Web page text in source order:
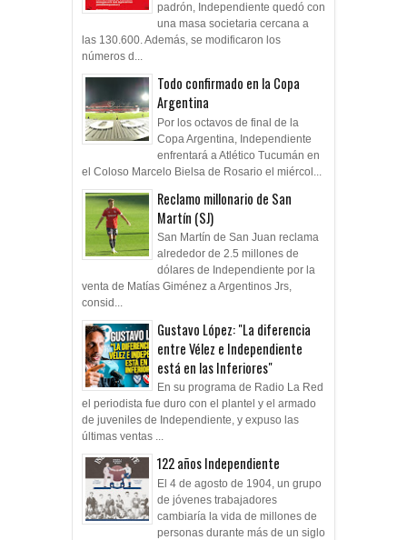
padrón, Independiente quedó con
una masa societaria cercana a
las 130.600. Además, se modificaron los
números d...
Todo confirmado en la Copa
Argentina
Por los octavos de final de la
Copa Argentina, Independiente
enfrentará a Atlético Tucumán en
el Coloso Marcelo Bielsa de Rosario el miércol...
Reclamo millonario de San
Martín (SJ)
San Martín de San Juan reclama
alrededor de 2.5 millones de
dólares de Independiente por la
venta de Matías Giménez a Argentinos Jrs,
consid...
Gustavo López: "La diferencia
entre Vélez e Independiente
está en las Inferiores"
En su programa de Radio La Red
el periodista fue duro con el plantel y el armado
de juveniles de Independiente, y expuso las
últimas ventas ...
122 años Independiente
El 4 de agosto de 1904, un grupo
de jóvenes trabajadores
cambiaría la vida de millones de
personas durante más de un siglo